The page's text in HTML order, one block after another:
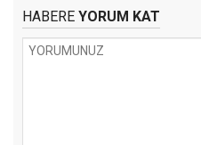
HABERE YORUM KAT